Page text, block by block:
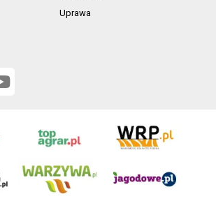
Uprawa